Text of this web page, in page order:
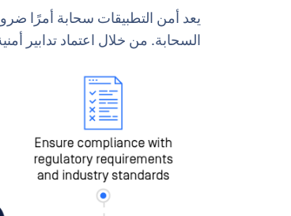
يعد أمن التطبيقات سحابة أمرًا
السحابة. من خلال اعتماد تدابير